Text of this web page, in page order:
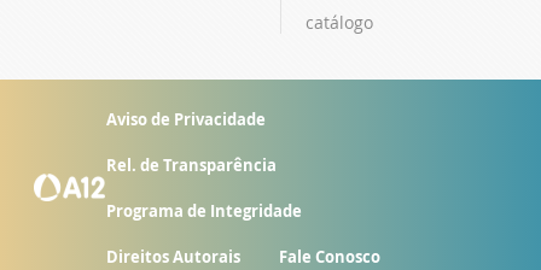
catálogo
Aviso de Privacidade
Rel. de Transparência
Programa de Integridade
Direitos Autorais Fale Conosco